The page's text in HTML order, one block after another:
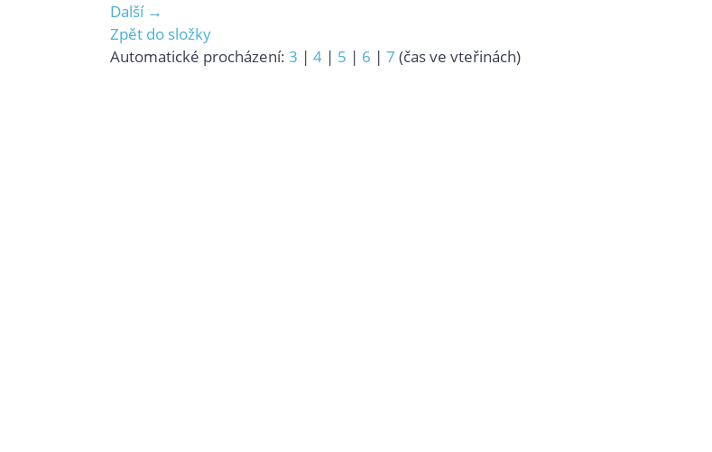
Další →
Zpět do složky
Automatické procházení: 3 | 4 | 5 | 6 | 7 (čas ve vteřinách)